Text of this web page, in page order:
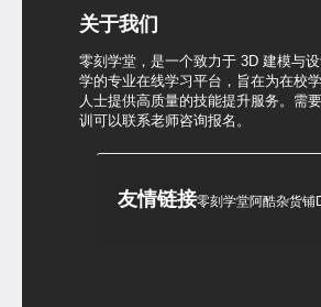
关于我们
零刻学堂，是一个致力于 3D 建模与
学的专业在线学习平台，旨在为在校
人士提供高质量的技能提升服务。需
训可以联系老师咨询报名。
友情链接零刻学堂阿酷杂货铺